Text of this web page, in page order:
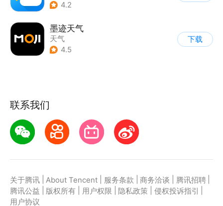
4.2
墨迹天气
天气
4.5
下载
联系我们
关于腾讯 About Tencent 服务条款 商务洽谈 腾讯招聘
腾讯公益
版权所有 用户权限 隐私政策 侵权投诉指引
用户协议